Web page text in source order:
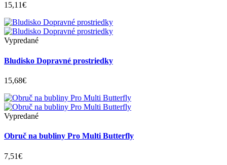
15,11€
Vypredané
Bludisko Dopravné prostriedky
15,68€
Vypredané
Obruč na bubliny Pro Multi Butterfly
7,51€